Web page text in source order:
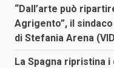
“Dall’arte può
Agrigento”, il
di Stefania Arena
La Spagna ripristina